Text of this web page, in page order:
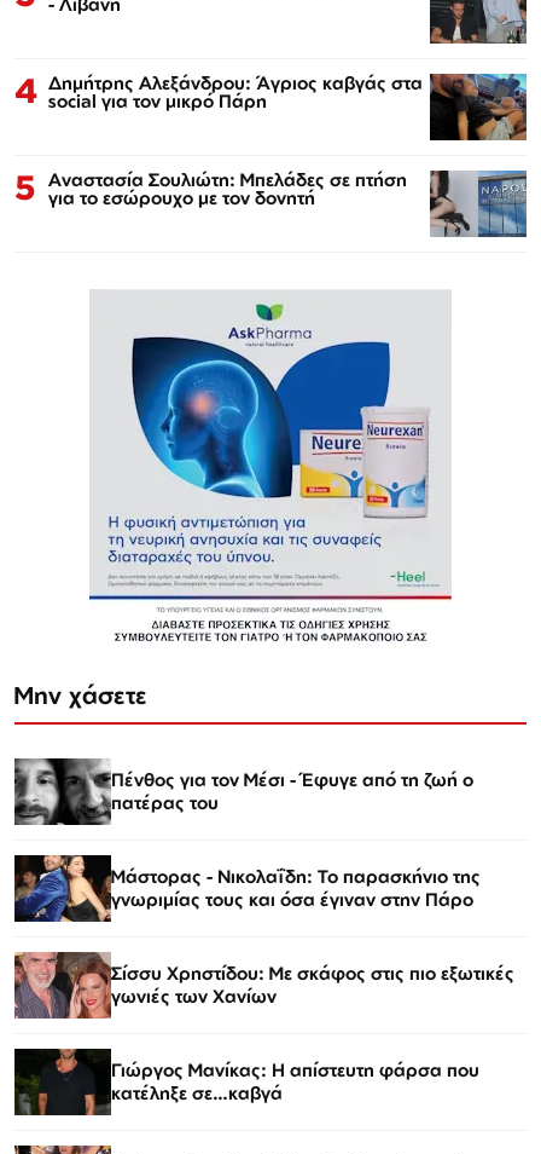
4 Δημήτρης Αλεξάνδρου: Άγριος καβγάς στα
social για τον μικρό Πάρη
5 Αναστασία Σουλιώτη: Μπελάδες σε πτήση
για το εσώρουχο με τον δονητή
Μην χάσετε
Πένθος για τον Μέσι - Έφυγε από τη ζωή ο
πατέρας του
Μάστορας - Νικολαΐδη: Το παρασκήνιο της
γνωριμίας τους και όσα έγιναν στην Πάρο
Σίσσυ Χρηστίδου: Με σκάφος στις πιο εξωτικές
γωνιές των Χανίων
Γιώργος Μανίκας: Η απίστευτη φάρσα που
κατέληξε σε…καβγά